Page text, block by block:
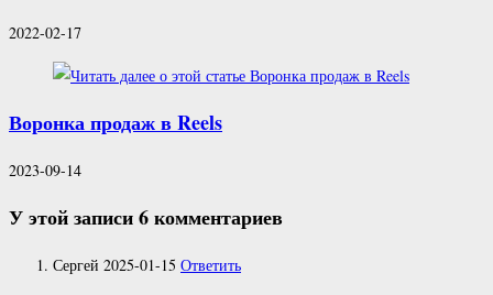
2022-02-17
Воронка продаж в Reels
2023-09-14
У этой записи 6 комментариев
Сергей 2025-01-15 Ответить